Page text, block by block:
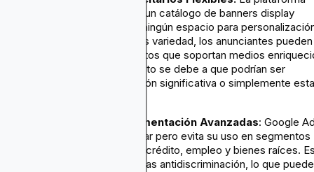
Criteo ofrece principalmente un catálogo de banners display
dinámicos que dejan poco o ningún espacio para
Aunque Google Ads tiene más variedad, los anunciantes
tener acceso a ciertos formatos que soportan medios
o ubicaciones interactivas. Esto se debe a que podrían ser
inestables sin una configuración significativa o simplemente
Quieres Opciones de Segmentación Avanzadas: Google
soporta segmentación granular pero evita su uso en segmentos
publicitarios sensibles, como crédito, empleo y bienes raíces.
se hace para cumplir con reglas antidiscriminación, lo que puede